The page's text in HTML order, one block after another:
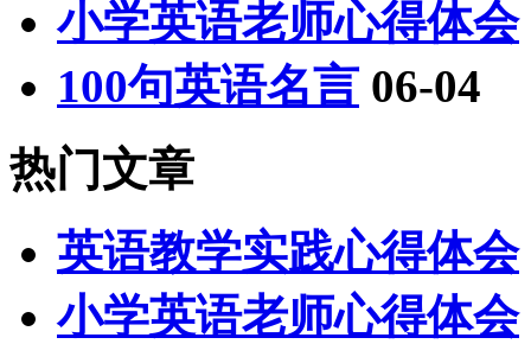
小学英语老师心得体会
100句英语名言 06-04
热门文章
英语教学实践心得体会
小学英语老师心得体会